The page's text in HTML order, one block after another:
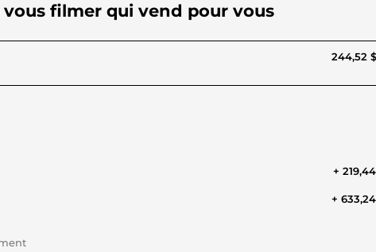
filmer qui vend pour vous
244,52
+
+